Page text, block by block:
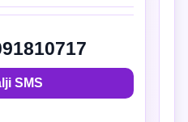
SMS